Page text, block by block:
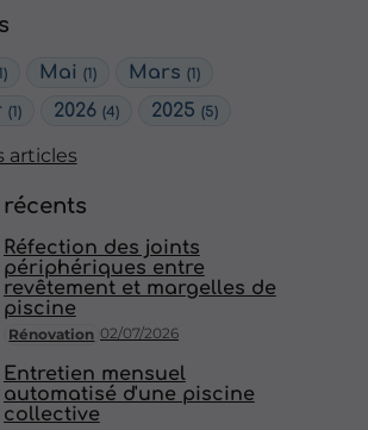
Mai(1) Mars(1)
(1) 2026(4) 2025(5)
articles
Rénovation 02/07/2026
Réfection des joints
périphériques entre
revêtement et margelles de
piscine
Entretien mensuel
automatisé d'une piscine
collective